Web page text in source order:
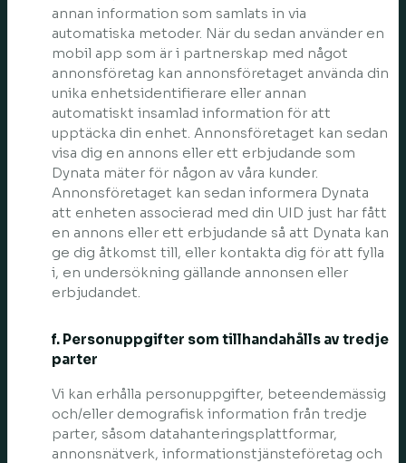
annan information som samlats in via
automatiska metoder. När du sedan använder en
mobil app som är i partnerskap med något
annonsföretag kan annonsföretaget använda din
unika enhetsidentifierare eller annan
automatiskt insamlad information för att
upptäcka din enhet. Annonsföretaget kan sedan
visa dig en annons eller ett erbjudande som
Dynata mäter för någon av våra kunder.
Annonsföretaget kan sedan informera Dynata
att enheten associerad med din UID just har fått
en annons eller ett erbjudande så att Dynata kan
ge dig åtkomst till, eller kontakta dig för att fylla
i, en undersökning gällande annonsen eller
erbjudandet.
f. Personuppgifter som tillhandahålls av tredje
parter
Vi kan erhålla personuppgifter, beteendemässig
och/eller demografisk information från tredje
parter, såsom datahanteringsplattformar,
annonsnätverk, informationstjänsteföretag och